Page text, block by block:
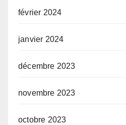
février 2024
janvier 2024
décembre 2023
novembre 2023
octobre 2023